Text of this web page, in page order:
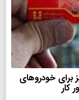
برای خودروهای
کار